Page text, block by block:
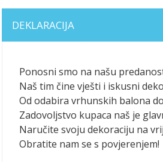
DEKLARACIJA
Ponosni smo na našu
Naš tim čine vješti i iskusni
Od odabira vrhunskih balona
Zadovoljstvo kupaca naš je
Naručite svoju dekoraciju na
Obratite nam se s povjerenjem!